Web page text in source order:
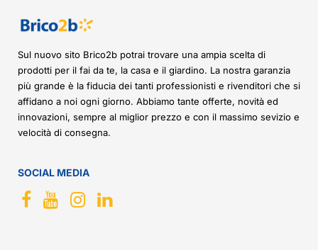
Sul nuovo sito Brico2b potrai trovare una ampia scelta di
prodotti per il fai da te, la casa e il giardino. La nostra garanzia
più grande è la fiducia dei tanti professionisti e rivenditori che si
affidano a noi ogni giorno. Abbiamo tante offerte, novità ed
innovazioni, sempre al miglior prezzo e con il massimo sevizio e
velocità di consegna.
SOCIAL MEDIA